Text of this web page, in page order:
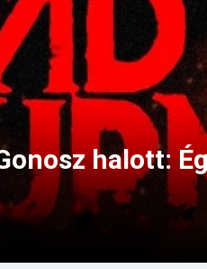
(2026)